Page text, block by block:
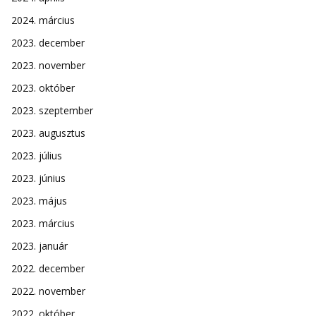
2024. március
2023. december
2023. november
2023. október
2023. szeptember
2023. augusztus
2023. július
2023. június
2023. május
2023. március
2023. január
2022. december
2022. november